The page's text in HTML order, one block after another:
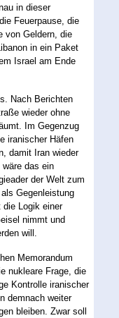
in dieser
Feuerpause, die
von Geldern, die
in ein Paket
Israel am Ende
Nach Berichten
wieder ohne
Im Gegenzug
iranischer Häfen
damit Iran wieder
das ein
der Welt zum
Gegenleistung
Logik einer
nimmt und
will.
Memorandum
nukleare Frage, die
Kontrolle iranischer
demnach weiter
bleiben. Zwar soll